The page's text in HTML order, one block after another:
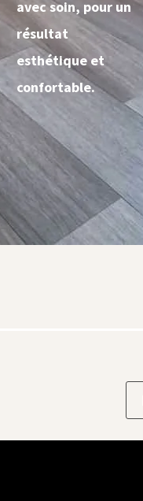
avec soin, pour un
résultat
esthétique et
confortable.